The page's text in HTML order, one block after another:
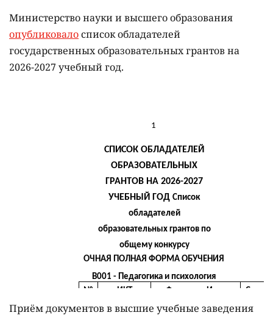
Министерство науки и высшего образования
опубликовалосписок обладателей
государственных образовательных грантов на
2026-2027 учебный год.
Приём документов в высшие учебные заведения